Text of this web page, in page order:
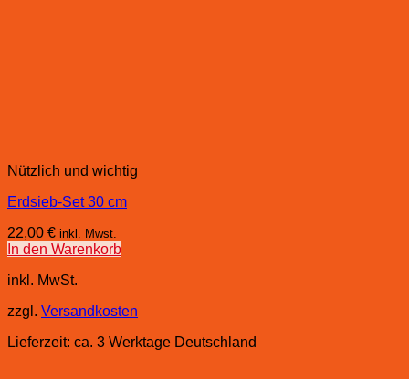
Nützlich und wichtig
Erdsieb-Set 30 cm
22,00 € inkl. Mwst.
In den Warenkorb
inkl. MwSt.
zzgl. Versandkosten
Lieferzeit: ca. 3 Werktage Deutschland